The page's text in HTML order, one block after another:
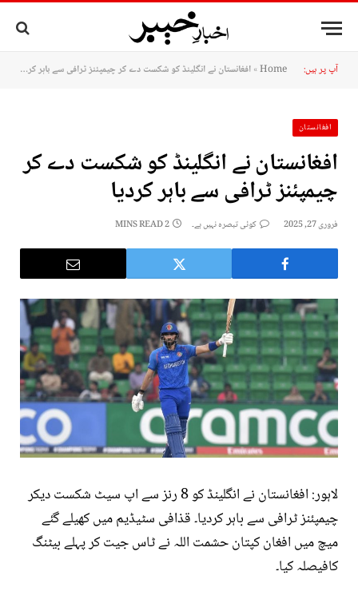
آپ پر ہیں: Home
»افغانستان نے انگلینڈ کو شکست دے کر چیمپئنز ٹرافی سے باہر کردیا
افغانستان
افغانستان نے انگلینڈ کو شکست دے کر
چیمپئنز ٹرافی سے باہر کردیا
فروری 27, 2025 کوئی تبصرہ نہیں ہے۔ 2 MINS READ
لاہور: افغانستان نے انگلینڈ کو 8 رنز سے اپ سیٹ شکست دیکر
چیمپئنز ٹرافی سے باہر کردیا۔ قذافی سٹیڈیم میں کھیلے گئے
میچ میں افغان کپتان حشمت اللہ نے ٹاس جیت کر پہلے بیٹنگ
کافیصلہ کیا۔